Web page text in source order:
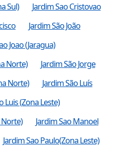
Sul)
Jardim Sao Cristovao
Jardim São João
Joao (Jaragua)
Norte)
Jardim São Jorge
Norte)
Jardim São Luís
Luis (Zona Leste)
Norte)
Jardim Sao Manoel
Jardim Sao Paulo(Zona Leste)